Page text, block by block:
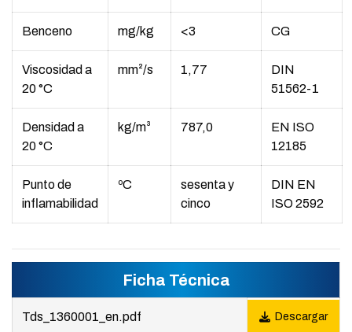
Benceno mg/kg <3 CG
Viscosidad a
20 °C
mm²/s 1,77
DIN
51562-1
Densidad a
20 °C
kg/m³ 787,0
EN ISO
12185
Punto de
inflamabilidad
ºC
sesenta y
cinco
DIN EN
ISO 2592
Ficha Técnica
Tds_1360001_en.pdf Descargar